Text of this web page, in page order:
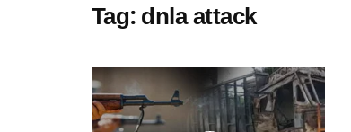
Tag:dnla attack